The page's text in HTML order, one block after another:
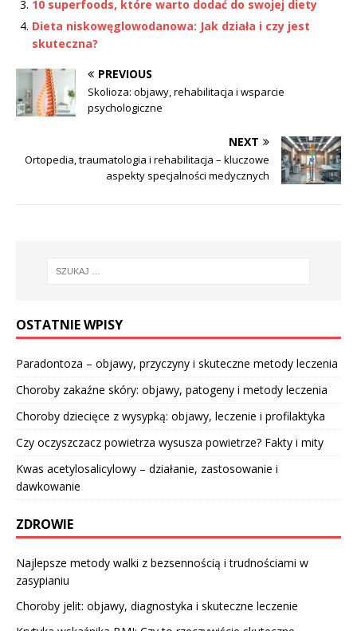
10 superfoods, które warto dodać do swojej diety
Dieta niskowęglowodanowa: Jak działa i czy jest
skuteczna?
PREVIOUS
Skolioza: objawy, rehabilitacja i wsparcie
psychologiczne
NEXT
Ortopedia, traumatologia i rehabilitacja – kluczowe
aspekty specjalności medycznych
OSTATNIE WPISY
Paradontoza – objawy, przyczyny i skuteczne metody leczenia
Choroby zakaźne skóry: objawy, patogeny i metody leczenia
Choroby dziecięce z wysypką: objawy, leczenie i profilaktyka
Czy oczyszczacz powietrza wysusza powietrze? Fakty i mity
Kwas acetylosalicylowy – działanie, zastosowanie i
dawkowanie
ZDROWIE
Najlepsze metody walki z bezsennością i trudnościami w
zasypianiu
Choroby jelit: objawy, diagnostyka i skuteczne leczenie